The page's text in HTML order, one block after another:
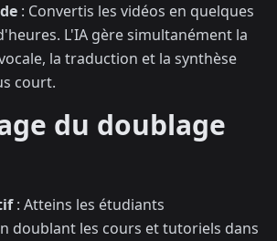
: Convertis les vidéos en quelques
L'IA gère simultanément la
la traduction et la synthèse
court.
du doublage
: Atteins les étudiants
doublant les cours et tutoriels dans